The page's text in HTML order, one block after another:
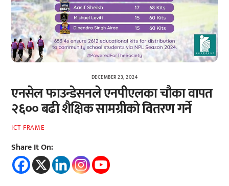
DECEMBER 23, 2024
एनसेल फाउन्डेसनले एनपीएलका चौका वापत
२६०० बढी शैक्षिक सामग्रीको वितरण गर्ने
ICT FRAME
Share It On: